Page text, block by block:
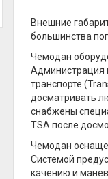
Внешние
большинства
Чемодан
Администрация
транспорте
досматривать
снабжены
TSA после
Чемодан
Системой
качению и